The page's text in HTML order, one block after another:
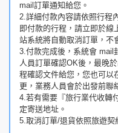
mail訂單通知給您。
2.詳細付款內容請依照行程
即付款的行程，請立即於
站系統將自動取消訂單，不
3.付款完成後，系統會 mail
人員訂單確認OK後，最晚
程確認文件給您，您也可以
更，業務人員會於出發前聯
4.若有需要『旅行業代收轉
定寄送地址。
5.取消訂單/退貨依照旅遊契